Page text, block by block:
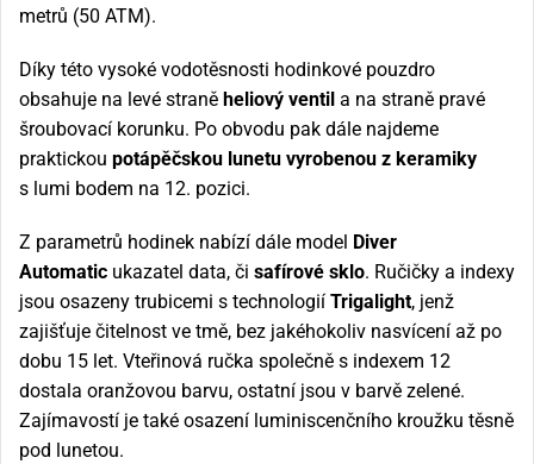
metrů (50 ATM).
Díky této vysoké vodotěsnosti hodinkové pouzdro
obsahuje na levé straně heliový ventil a na straně pravé
šroubovací korunku. Po obvodu pak dále najdeme
praktickou potápěčskou lunetu vyrobenou z keramiky
s lumi bodem na 12. pozici.
Z parametrů hodinek nabízí dále model Diver
Automatic ukazatel data, či safírové sklo. Ručičky a indexy
jsou osazeny trubicemi s technologií Trigalight, jenž
zajišťuje čitelnost ve tmě, bez jakéhokoliv nasvícení až po
dobu 15 let. Vteřinová ručka společně s indexem 12
dostala oranžovou barvu, ostatní jsou v barvě zelené.
Zajímavostí je také osazení luminiscenčního kroužku těsně
pod lunetou.